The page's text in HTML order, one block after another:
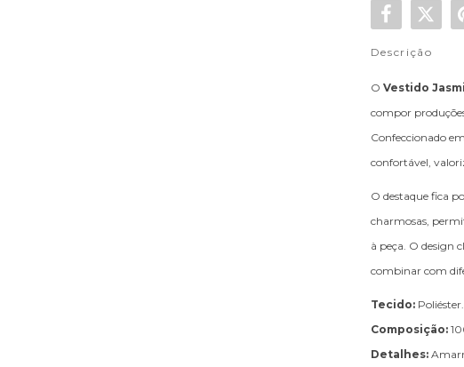
Descrição
O Vestido
compor
Confeccionado
confortável,
O destaque fica
charmosas,
à peça. O design
combinar com
Tecido:Poliéster.
Composição:
Detalhes: